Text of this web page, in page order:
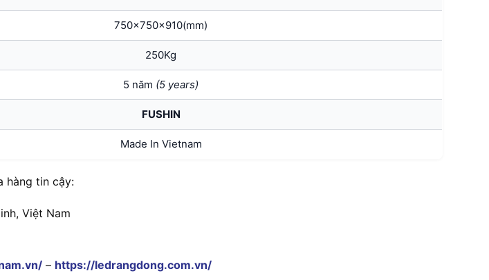
750x750x910(mm)
250Kg
5 năm (5 years)
FUSHIN
Made In Vietnam
hàng tin cậy:
Việt Nam
– https://ledrangdong.com.vn/